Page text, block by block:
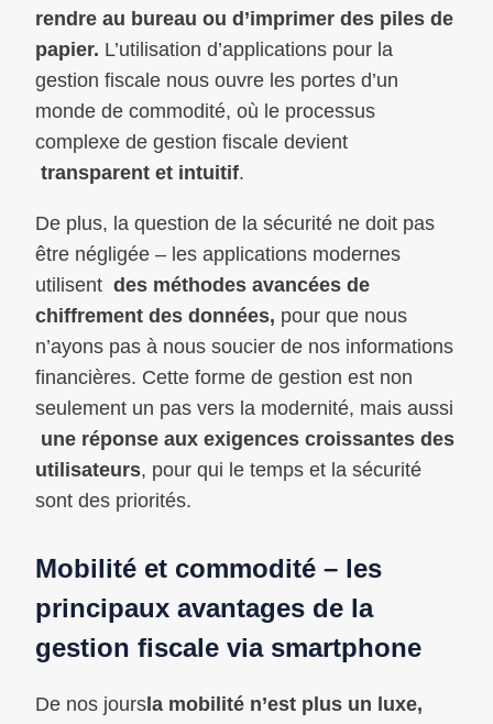
rendre au bureau ou d’imprimer des piles de
papier. L’utilisation d’applications pour la
gestion fiscale nous ouvre les portes d’un
monde de commodité, où le processus
complexe de gestion fiscale devient
transparent et intuitif.
De plus, la question de la sécurité ne doit pas
être négligée – les applications modernes
utilisent des méthodes avancées de
chiffrement des données, pour que nous
n’ayons pas à nous soucier de nos informations
financières. Cette forme de gestion est non
seulement un pas vers la modernité, mais aussi
une réponse aux exigences croissantes des
utilisateurs, pour qui le temps et la sécurité
sont des priorités.
Mobilité et commodité – les
principaux avantages de la
gestion fiscale via smartphone
De nos jours la mobilité n’est plus un luxe,